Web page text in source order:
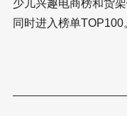
少儿兴趣电商榜和货
同时进入榜单TOP100